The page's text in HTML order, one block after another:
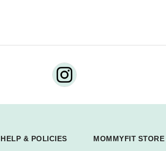
HELP & POLICIES MOMMYFIT STORE